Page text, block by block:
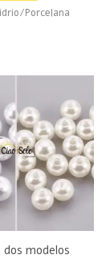
Porcelana
modelos
producto
tiene
Las
opciones
se
pueden